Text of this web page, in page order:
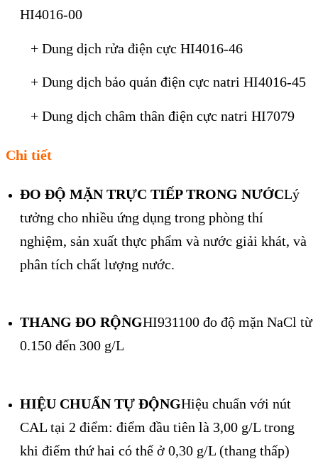
HI4016-00
+ Dung dịch rửa điện cực HI4016-46
+ Dung dịch bảo quản điện cực natri HI4016-45
+ Dung dịch châm thân điện cực natri HI7079
Chi tiết
ĐO ĐỘ MẶN TRỰC TIẾP TRONG NƯỚCLý
tưởng cho nhiều ứng dụng trong phòng thí
nghiệm, sản xuất thực phẩm và nước giải khát, và
phân tích chất lượng nước.
THANG ĐO RỘNGHI931100 đo độ mặn NaCl từ
0.150 đến 300 g/L
HIỆU CHUẨN TỰ ĐỘNGHiệu chuẩn với nút
CAL tại 2 điểm: điểm đầu tiên là 3,00 g/L trong
khi điểm thứ hai có thể ở 0,30 g/L (thang thấp)